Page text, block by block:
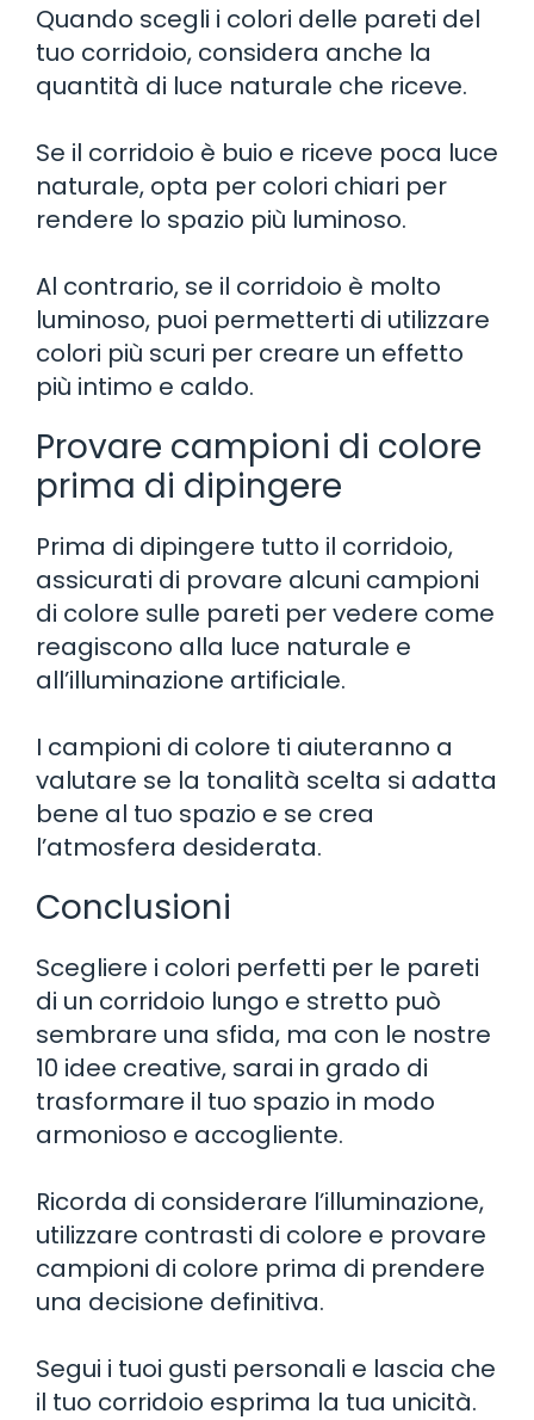
Quando scegli i colori delle pareti del
tuo corridoio, considera anche la
quantità di luce naturale che riceve.
Se il corridoio è buio e riceve poca luce
naturale, opta per colori chiari per
rendere lo spazio più luminoso.
Al contrario, se il corridoio è molto
luminoso, puoi permetterti di utilizzare
colori più scuri per creare un effetto
più intimo e caldo.
Provare campioni di colore
prima di dipingere
Prima di dipingere tutto il corridoio,
assicurati di provare alcuni campioni
di colore sulle pareti per vedere come
reagiscono alla luce naturale e
all’illuminazione artificiale.
I campioni di colore ti aiuteranno a
valutare se la tonalità scelta si adatta
bene al tuo spazio e se crea
l’atmosfera desiderata.
Conclusioni
Scegliere i colori perfetti per le pareti
di un corridoio lungo e stretto può
sembrare una sfida, ma con le nostre
10 idee creative, sarai in grado di
trasformare il tuo spazio in modo
armonioso e accogliente.
Ricorda di considerare l’illuminazione,
utilizzare contrasti di colore e provare
campioni di colore prima di prendere
una decisione definitiva.
Segui i tuoi gusti personali e lascia che
il tuo corridoio esprima la tua unicità.